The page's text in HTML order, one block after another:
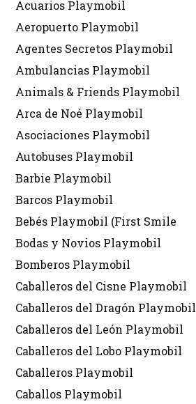
Acuarios Playmobil
Aeropuerto Playmobil
Agentes Secretos Playmobil
Ambulancias Playmobil
Animals & Friends Playmobil
Arca de Noé Playmobil
Asociaciones Playmobil
Autobuses Playmobil
Barbie Playmobil
Barcos Playmobil
Bebés Playmobil (First Smile
Bodas y Novios Playmobil
Bomberos Playmobil
Caballeros del Cisne Playmobil
Caballeros del Dragón Playmobil
Caballeros del León Playmobil
Caballeros del Lobo Playmobil
Caballeros Playmobil
Caballos Playmobil